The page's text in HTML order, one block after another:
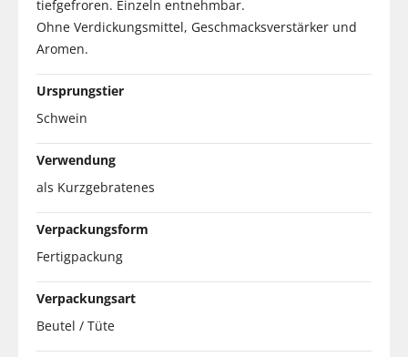
tiefgefroren. Einzeln entnehmbar.
Ohne Verdickungsmittel, Geschmacksverstärker und
Aromen.
Ursprungstier
Schwein
Verwendung
als Kurzgebratenes
Verpackungsform
Fertigpackung
Verpackungsart
Beutel / Tüte